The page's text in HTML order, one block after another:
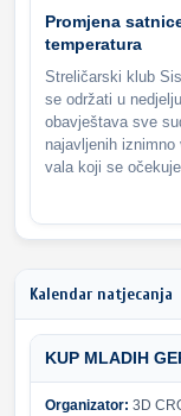
Promjena
temperatura
Streličarski klub
se održati u
obavještava sve
najavljenih
vala koji se
Kalendar natjecanja
KUP MLADIH
Organizator: 3D